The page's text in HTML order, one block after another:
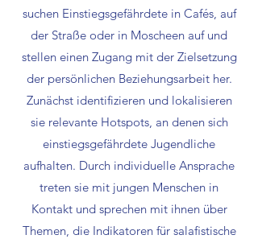
suchen Einstiegsgefährdete in Cafés, auf
der Straße oder in Moscheen auf und
stellen einen Zugang mit der Zielsetzung
der persönlichen Beziehungsarbeit her.
Zunächst identifizieren und lokalisieren
sie relevante Hotspots, an denen sich
einstiegsgefährdete Jugendliche
aufhalten. Durch individuelle Ansprache
treten sie mit jungen Menschen in
Kontakt und sprechen mit ihnen über
Themen, die Indikatoren für salaﬁstische